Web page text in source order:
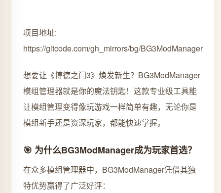
项目地址:
https://gitcode.com/gh_mirrors/bg/BG3ModManager
想要让《博德之门3》焕发新生？BG3ModManager
模组管理器就是你的魔法钥匙！这款专业级工具能
让模组管理变得像玩游戏一样简单有趣，无论你是
模组新手还是资深玩家，都能快速掌握。
🎯 为什么BG3ModManager成为玩家首选？
在众多模组管理器中，BG3ModManager凭借其独
特优势赢得了广泛好评：